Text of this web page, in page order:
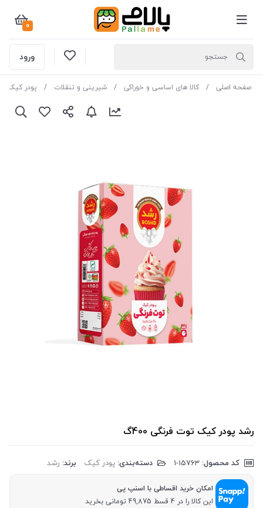
0
ورود
صفحه اصلی کالا های اساسی و خوراکی شیرینی و تنقلات پودر کیک
رشد پودر کیک توت فرنگی 400گ
کد محصول: دسته‌بندی: پودر کیک برند: رشد
امکان خرید اقساطی با اسنپ پی
این کالا را در 4 قسط 49,875 تومانی بخرید